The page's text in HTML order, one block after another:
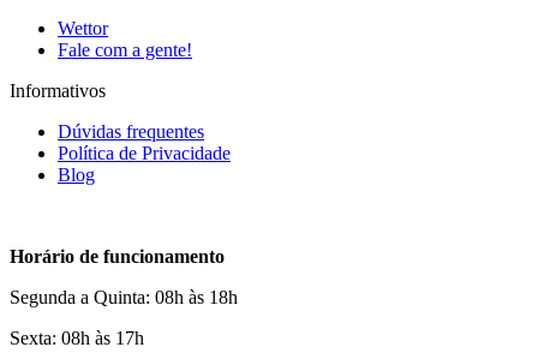
Wettor
Fale com a gente!
Informativos
Dúvidas frequentes
Política de Privacidade
Blog
Horário de funcionamento
Segunda a Quinta: 08h às 18h
Sexta: 08h às 17h